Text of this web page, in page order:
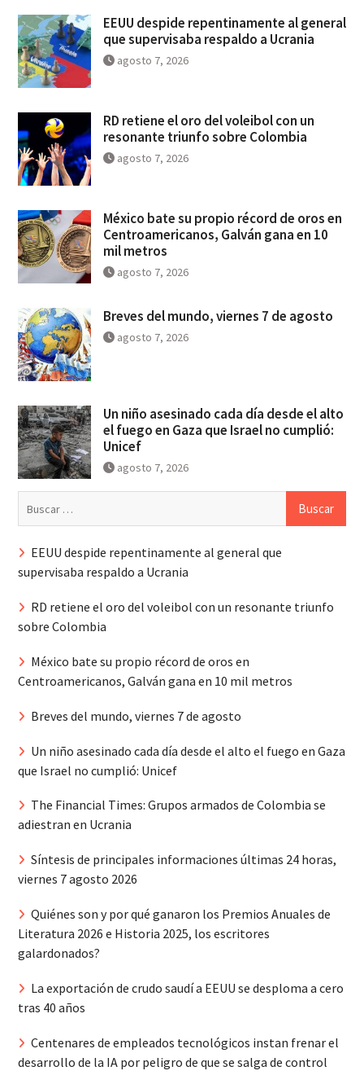
EEUU despide repentinamente al general
que supervisaba respaldo a Ucrania
agosto 7, 2026
RD retiene el oro del voleibol con un
resonante triunfo sobre Colombia
agosto 7, 2026
México bate su propio récord de oros en
Centroamericanos, Galván gana en 10
mil metros
agosto 7, 2026
Breves del mundo, viernes 7 de agosto
agosto 7, 2026
Un niño asesinado cada día desde el alto
el fuego en Gaza que Israel no cumplió:
Unicef
agosto 7, 2026
EEUU despide repentinamente al general que
supervisaba respaldo a Ucrania
RD retiene el oro del voleibol con un resonante triunfo
sobre Colombia
México bate su propio récord de oros en
Centroamericanos, Galván gana en 10 mil metros
Breves del mundo, viernes 7 de agosto
Un niño asesinado cada día desde el alto el fuego en Gaza
que Israel no cumplió: Unicef
The Financial Times: Grupos armados de Colombia se
adiestran en Ucrania
Síntesis de principales informaciones últimas 24 horas,
viernes 7 agosto 2026
Quiénes son y por qué ganaron los Premios Anuales de
Literatura 2026 e Historia 2025, los escritores
galardonados?
La exportación de crudo saudí a EEUU se desploma a cero
tras 40 años
Centenares de empleados tecnológicos instan frenar el
desarrollo de la IA por peligro de que se salga de control